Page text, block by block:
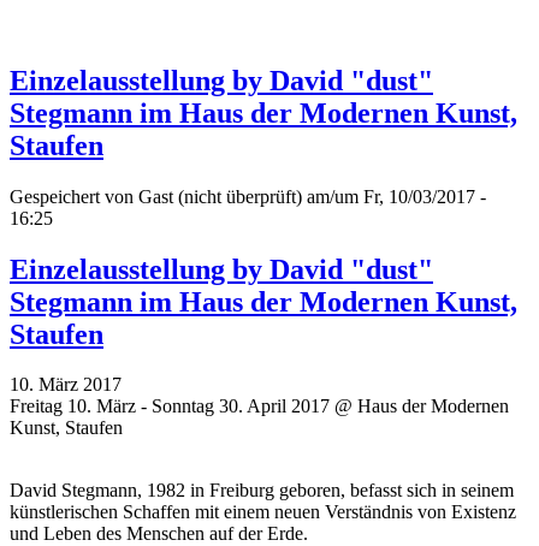
Einzelausstellung by David "dust"
Stegmann im Haus der Modernen Kunst,
Staufen
Gespeichert von Gast (nicht überprüft) am/um Fr, 10/03/2017 -
16:25
Einzelausstellung by David "dust"
Stegmann im Haus der Modernen Kunst,
Staufen
10. März 2017
Freitag 10. März - Sonntag 30. April 2017 @ Haus der Modernen
Kunst, Staufen
David Stegmann, 1982 in Freiburg geboren, befasst sich in seinem
künstlerischen Schaffen mit einem neuen Verständnis von Existenz
und Leben des Menschen auf der Erde.